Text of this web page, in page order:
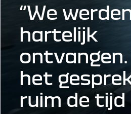
“We
hartelijk
het
ruim de tijd